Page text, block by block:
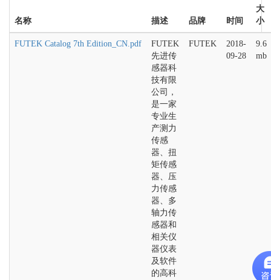
名称 描述 品牌 时间
大
小
FUTEK Catalog 7th Edition_CN.pdf
FUTEK
先进传
感器科
技有限
公司，
是一家
专业生
产测力
传感
器、扭
矩传感
器、压
力传感
器、多
轴力传
感器和
相关仪
器仪表
及软件
的高科
FUTEK
2018-
09-28
9.6
mb